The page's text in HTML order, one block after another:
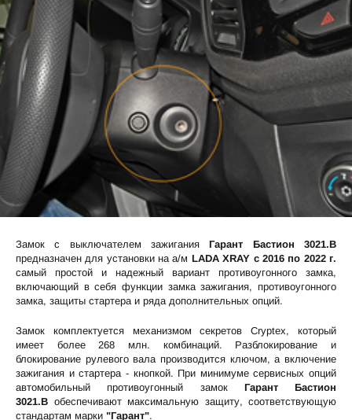
Замок с выключателем зажиганияГарант Бастион 3021.B
предназначен для установки на а/м LADA XRAY c 2016 по 2022 г.
самый простой и надежный вариант противоугонного замка,
включающий в себя функции замка зажигания, противоугонного
замка, защиты стартера и ряда дополнительных опций.
Замок комплектуется механизмом секретов Cryptex, который
имеет более 268 млн. комбинаций. Разблокирование и
блокирование рулевого вала производится ключом, а включение
зажигания и стартера - кнопкой. При минимуме сервисных опций
автомобильный противоугонный замок Гарант Бастион
3021.B обеспечивают максимальную защиту, соответствующую
стандартам марки "Гарант".